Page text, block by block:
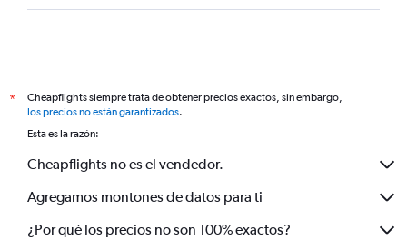
*
Cheapflights siempre trata de obtener precios exactos, sin embargo,
los precios no están garantizados.
Esta es la razón:
Cheapflights no es el vendedor.
Agregamos montones de datos para ti
¿Por qué los precios no son 100% exactos?